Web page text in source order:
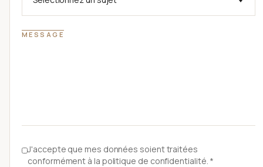
MESSAGE
J'accepte que mes données soient traitées
conformément à la politique de confidentialité. *